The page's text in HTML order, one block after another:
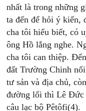
nhất là trong những
ta đến để hỏi ý kiến,
cha tôi hiểu biết, có
ông Hồ lắng nghe.
cha tôi can thiệp.
đất Trường Chinh
tư sản và địa chủ,
đường lối thì Lê Ðức
câu lạc bộ Pêtôfi(4).